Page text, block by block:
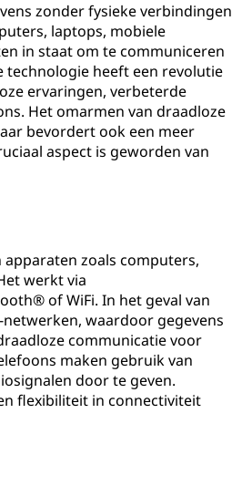
zonder fysieke verbindingen
laptops, mobiele
in staat om te communiceren
heeft een revolutie
ervaringen, verbeterde
Het omarmen van draadloze
bevordert ook een meer
aspect is geworden van
zoals computers,
werkt via
of WiFi. In het geval van
waardoor gegevens
communicatie voor
maken gebruik van
door te geven.
flexibiliteit in connectiviteit